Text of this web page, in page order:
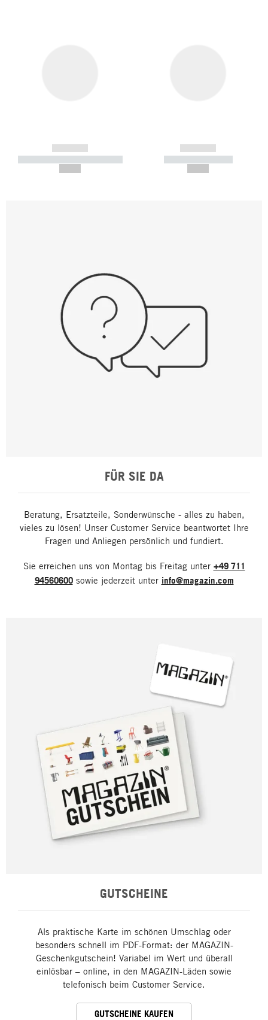
------------
----------- ----------- -----------
------------
----------- -----------
FÜR SIE DA
Beratung, Ersatzteile, Sonderwünsche - alles zu haben,
vieles zu lösen! Unser Customer Service beantwortet Ihre
Fragen und Anliegen persönlich und fundiert.
Sie erreichen uns von Montag bis Freitag unter +49 711
94560600sowie jederzeit unter info@magazin.com
GUTSCHEINE
Als praktische Karte im schönen Umschlag oder
besonders schnell im PDF-Format: der MAGAZIN-
Geschenkgutschein! Variabel im Wert und überall
einlösbar – online, in den MAGAZIN-Läden sowie
telefonisch beim Customer Service.
GUTSCHEINE KAUFEN